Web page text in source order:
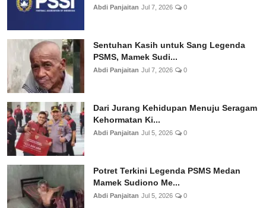
Abdi Panjaitan Jul 7, 2026 0
Sentuhan Kasih untuk Sang Legenda
PSMS, Mamek Sudi...
Abdi Panjaitan Jul 7, 2026 0
Dari Jurang Kehidupan Menuju Seragam
Kehormatan Ki...
Abdi Panjaitan Jul 5, 2026 0
Potret Terkini Legenda PSMS Medan
Mamek Sudiono Me...
Abdi Panjaitan Jul 5, 2026 0